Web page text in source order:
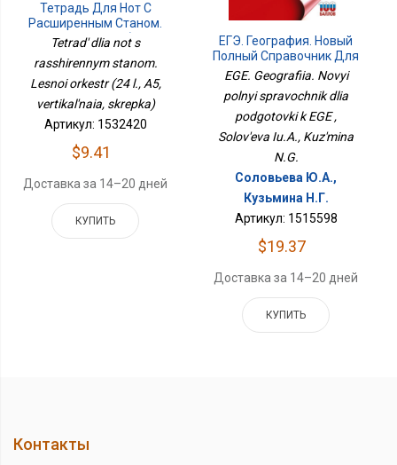
Тетрадь Для Нот С
Расширенным Станом.
Лесной Оркестр (24 Л.,
Скрепка)
Tetrad' dlia not s
rasshirennym stanom.
Lesnoi orkestr (24 l., A5,
vertikal'naia, skrepka)
Артикул: 1532420
$9.41
Доставка за 14–20 дней
КУПИТЬ
ЕГЭ. География. Новый
Полный Справочник Для
Подготовки К ЕГЭ
EGE. Geografiia. Novyi
polnyi spravochnik dlia
podgotovki k EGE ,
Solov'eva Iu.A., Kuz'mina
N.G.
Соловьева Ю.А.,
Кузьмина Н.Г.
Артикул: 1515598
$19.37
Доставка за 14–20 дней
КУПИТЬ
Контакты